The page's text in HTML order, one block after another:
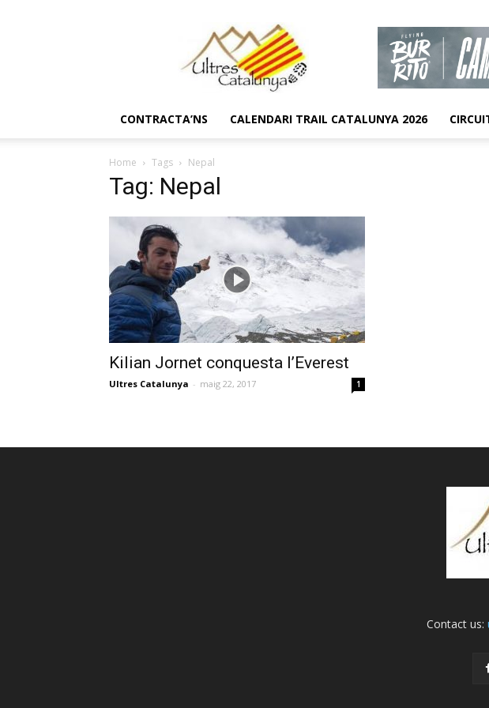
CONTRACTA’NS CALENDARI TRAIL CATALUNYA 2026
Home Tags Nepal
Tag: Nepal
Kilian Jornet conquesta l’Everest
Ultres Catalunya - maig 22, 2017 1
Contact us: